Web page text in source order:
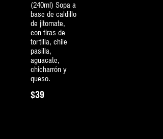
(240ml) Sopa a
base de caldillo
de jitomate,
con tiras de
tortilla, chile
pasilla,
aguacate,
chicharrón y
queso.
$39